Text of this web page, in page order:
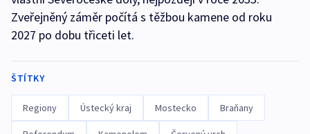
Zveřejněný záměr počítá s těžbou kamene od roku
2027 po dobu třiceti let.
ŠTÍTKY
Regiony Ústecký kraj Mostecko Braňany